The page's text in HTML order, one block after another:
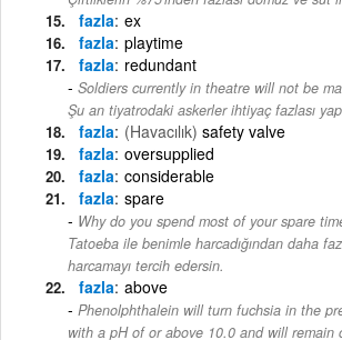
fazla ex
fazla playtime
fazla redundant
Soldiers currently in theatre will not be
Şu an tiyatrodaki askerler ihtiyaç fazlası
fazla (Havacılık) safety valve
fazla oversupplied
fazla considerable
fazla spare
Why do you spend most of your spare
Tatoeba ile benimle harcadığından daha
harcamayı tercih edersin.
fazla above
Phenolphthalein will turn fuchsia in the
with a pH of or above 10.0 and will remain